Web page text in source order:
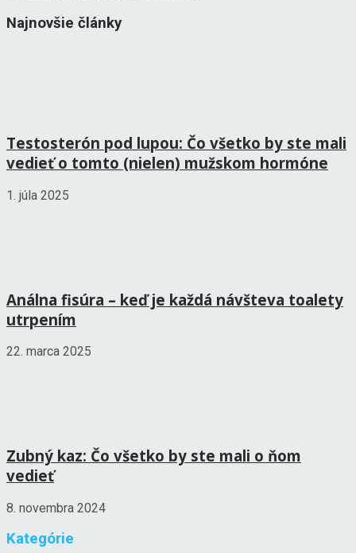
Najnovšie články
Testosterón pod lupou: Čo všetko by ste mali
vedieť o tomto (nielen) mužskom hormóne
1. júla 2025
Análna fisúra – keď je každá návšteva toalety
utrpením
22. marca 2025
Zubný kaz: Čo všetko by ste mali o ňom
vedieť
8. novembra 2024
Kategórie